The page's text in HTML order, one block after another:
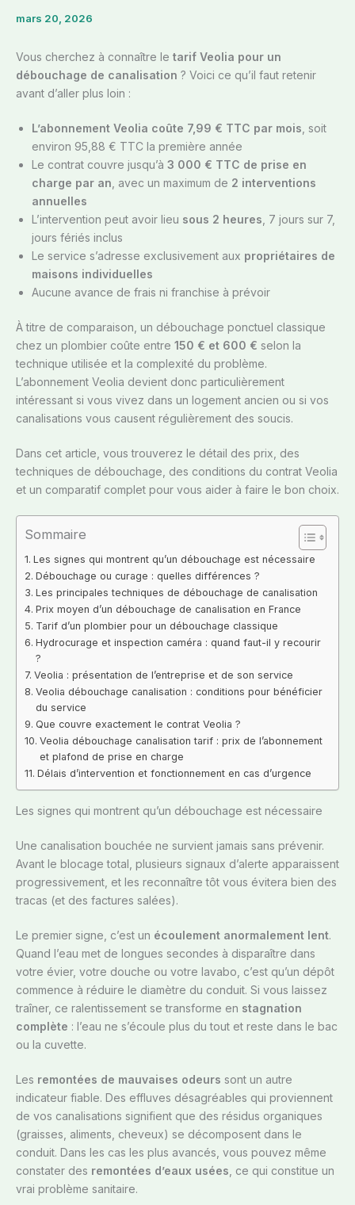
mars 20, 2026
Vous cherchez à connaître le tarif Veolia pour un
débouchage de canalisation ? Voici ce qu’il faut retenir
avant d’aller plus loin :
L’abonnement Veolia coûte 7,99 € TTC par mois , soit
environ 95,88 € TTC la première année
Le contrat couvre jusqu’à 3 000 € TTC de prise en
charge par an , avec un maximum de 2 interventions
annuelles
L’intervention peut avoir lieu sous 2 heures , 7 jours sur 7,
jours fériés inclus
Le service s’adresse exclusivement aux propriétaires de
maisons individuelles
Aucune avance de frais ni franchise à prévoir
À titre de comparaison, un débouchage ponctuel classique
chez un plombier coûte entre 150 € et 600 € selon la
technique utilisée et la complexité du problème.
L’abonnement Veolia devient donc particulièrement
intéressant si vous vivez dans un logement ancien ou si vos
canalisations vous causent régulièrement des soucis.
Dans cet article, vous trouverez le détail des prix, des
techniques de débouchage, des conditions du contrat Veolia
et un comparatif complet pour vous aider à faire le bon choix.
Sommaire
Les signes qui montrent qu’un débouchage est nécessaire
Débouchage ou curage : quelles différences ?
Les principales techniques de débouchage de canalisation
Prix moyen d’un débouchage de canalisation en France
Tarif d’un plombier pour un débouchage classique
Hydrocurage et inspection caméra : quand faut-il y recourir
?
Veolia : présentation de l’entreprise et de son service
Veolia débouchage canalisation : conditions pour bénéficier
du service
Que couvre exactement le contrat Veolia ?
Veolia débouchage canalisation tarif : prix de l’abonnement
et plafond de prise en charge
Délais d’intervention et fonctionnement en cas d’urgence
Les signes qui montrent qu’un débouchage est nécessaire
Une canalisation bouchée ne survient jamais sans prévenir.
Avant le blocage total, plusieurs signaux d’alerte apparaissent
progressivement, et les reconnaître tôt vous évitera bien des
tracas (et des factures salées).
Le premier signe, c’est un écoulement anormalement lent.
Quand l’eau met de longues secondes à disparaître dans
votre évier, votre douche ou votre lavabo, c’est qu’un dépôt
commence à réduire le diamètre du conduit. Si vous laissez
traîner, ce ralentissement se transforme en stagnation
complète : l’eau ne s’écoule plus du tout et reste dans le bac
ou la cuvette.
Les remontées de mauvaises odeurs sont un autre
indicateur fiable. Des effluves désagréables qui proviennent
de vos canalisations signifient que des résidus organiques
(graisses, aliments, cheveux) se décomposent dans le
conduit. Dans les cas les plus avancés, vous pouvez même
constater des remontées d’eaux usées , ce qui constitue un
vrai problème sanitaire.